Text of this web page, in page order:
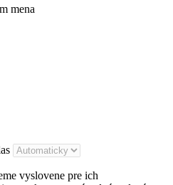
mena
vyslovene pre ich